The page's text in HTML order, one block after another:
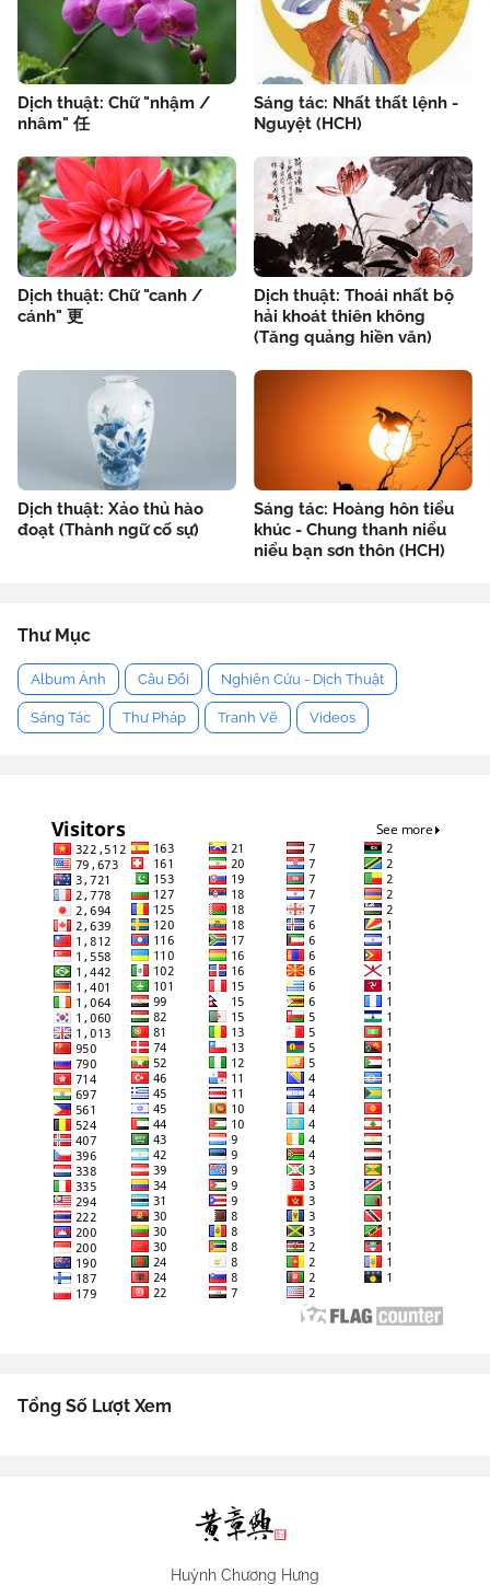
Dịch thuật: Chữ "nhậm /
nhâm" 任
Sáng tác: Nhất thất lệnh -
Nguyệt (HCH)
Dịch thuật: Chữ "canh /
cánh" 更
Dịch thuật: Thoái nhất bộ
hải khoát thiên không
(Tăng quảng hiền văn)
Dịch thuật: Xảo thủ hào
đoạt (Thành ngữ cố sự)
Sáng tác: Hoàng hôn tiểu
khúc - Chung thanh niểu
niểu bạn sơn thôn (HCH)
Thư Mục
Album Ảnh Câu Đối Nghiên Cứu - Dịch Thuật
Sáng Tác Thư Pháp Tranh Vẽ Videos
Tổng Số Lượt Xem
Huỳnh Chương Hưng